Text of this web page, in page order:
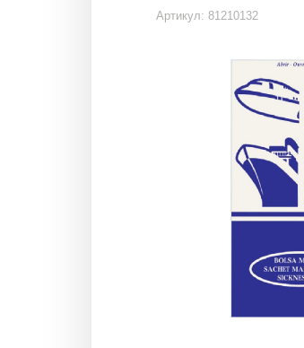
Артикул: 81210132